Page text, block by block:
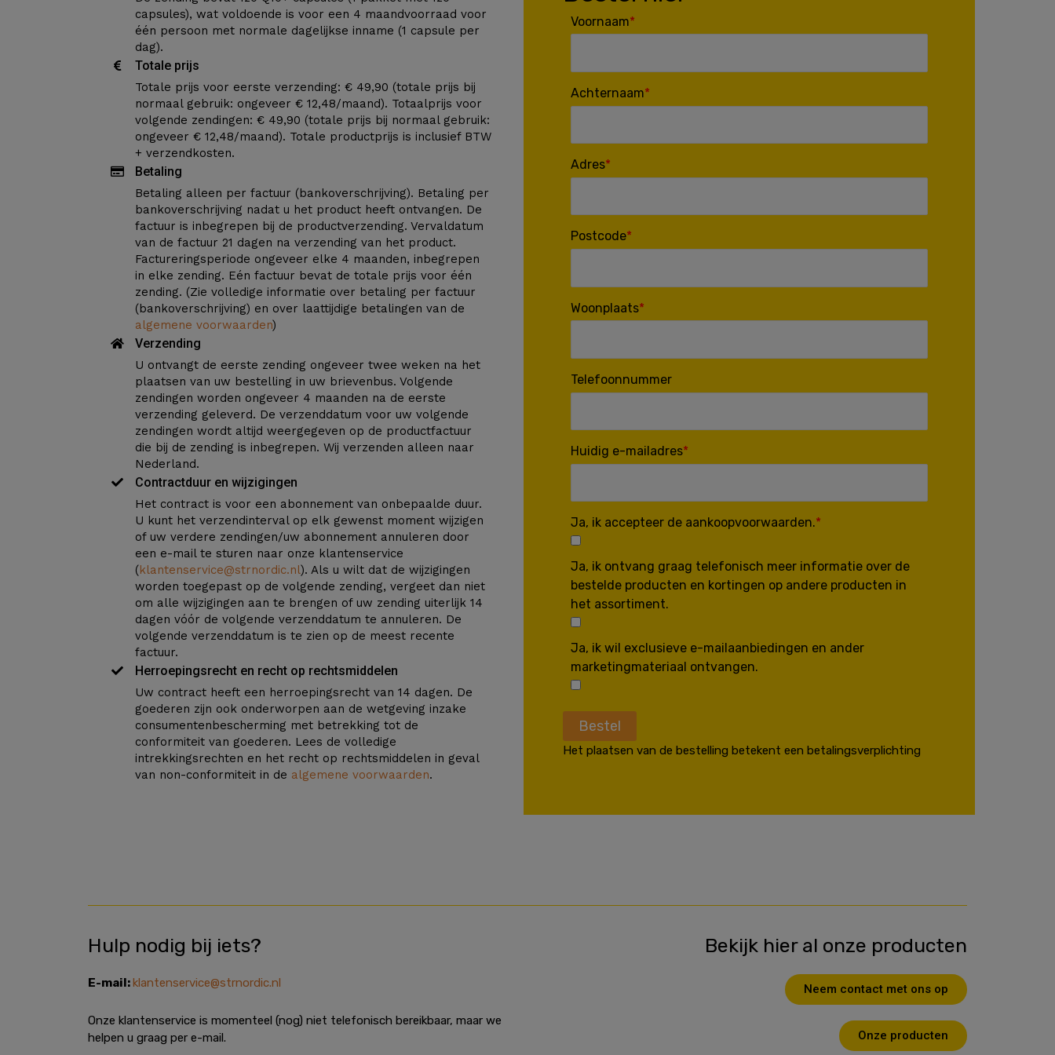
capsules), wat voldoende is voor een 4 maandvoorraad voor
één persoon met normale dagelijkse inname (1 capsule per
dag).
Totale prijs
Totale prijs voor eerste verzending: € 49,90 (totale prijs bij
normaal gebruik: ongeveer € 12,48/maand). Totaalprijs voor
volgende zendingen: € 49,90 (totale prijs bij normaal gebruik:
ongeveer € 12,48/maand). Totale productprijs is inclusief BTW
+ verzendkosten.
Betaling
Betaling alleen per factuur (bankoverschrijving). Betaling per
bankoverschrijving nadat u het product heeft ontvangen. De
factuur is inbegrepen bij de productverzending. Vervaldatum
van de factuur 21 dagen na verzending van het product.
Factureringsperiode ongeveer elke 4 maanden, inbegrepen
in elke zending. Eén factuur bevat de totale prijs voor één
zending. (Zie volledige informatie over betaling per factuur
(bankoverschrijving) en over laattijdige betalingen van de
algemene voorwaarden)
Verzending
U ontvangt de eerste zending ongeveer twee weken na het
plaatsen van uw bestelling in uw brievenbus. Volgende
zendingen worden ongeveer 4 maanden na de eerste
verzending geleverd. De verzenddatum voor uw volgende
zendingen wordt altijd weergegeven op de productfactuur
die bij de zending is inbegrepen. Wij verzenden alleen naar
Nederland.
Contractduur en wijzigingen
Het contract is voor een abonnement van onbepaalde duur.
U kunt het verzendinterval op elk gewenst moment wijzigen
of uw verdere zendingen/uw abonnement annuleren door
een e-mail te sturen naar onze klantenservice
(klantenservice@strnordic.nl). Als u wilt dat de wijzigingen
worden toegepast op de volgende zending, vergeet dan niet
om alle wijzigingen aan te brengen of uw zending uiterlijk 14
dagen vóór de volgende verzenddatum te annuleren. De
volgende verzenddatum is te zien op de meest recente
factuur.
Herroepingsrecht en recht op rechtsmiddelen
Uw contract heeft een herroepingsrecht van 14 dagen. De
goederen zijn ook onderworpen aan de wetgeving inzake
consumentenbescherming met betrekking tot de
conformiteit van goederen. Lees de volledige
intrekkingsrechten en het recht op rechtsmiddelen in geval
van non-conformiteit in de algemene voorwaarden.
Voornaam
Achternaam
Adres
Postcode
Woonplaats
Telefoonnummer
Huidig e-mailadres
Ja, ik accepteer de aankoopvoorwaarden.
Ja, ik ontvang graag telefonisch meer informatie over de
bestelde producten en kortingen op andere producten in
het assortiment.
Ja, ik wil exclusieve e-mailaanbiedingen en ander
marketingmateriaal ontvangen.
Bestel
Het plaatsen van de bestelling betekent een betalingsverplichting
Hulp nodig bij iets?
E-mail:klantenservice@strnordic.nl
Onze klantenservice is momenteel (nog) niet telefonisch bereikbaar, maar we
helpen u graag per e-mail.
Bekijk hier al onze producten
Neem contact met ons op
Onze producten